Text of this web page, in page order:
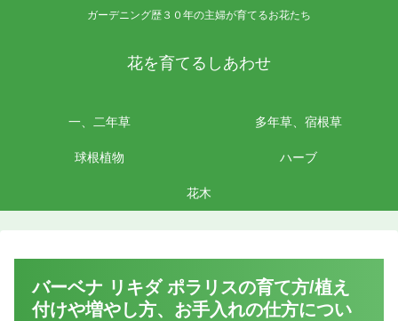
ガーデニング歴３０年の主婦が育てるお花たち
花を育てるしあわせ
一、二年草 多年草、宿根草
球根植物 ハーブ
花木
バーベナ リキダ ポラリスの育て方/植え
付けや増やし方、お手入れの仕方につい